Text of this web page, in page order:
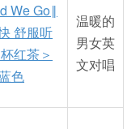
We Go‖
舒服听
红茶＞
色
温暖的
男女英
文对唱